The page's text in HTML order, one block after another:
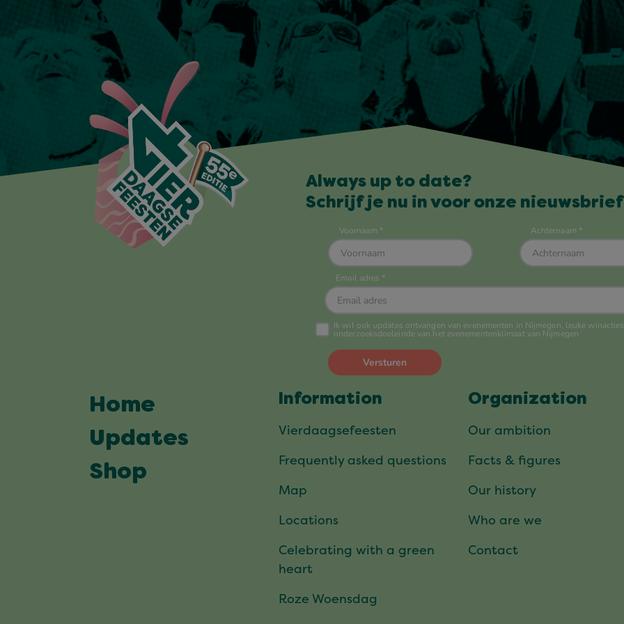
Always up to date?
Schrijf je nu in voor onze
Home
Updates
Shop
Information
Vierdaagsefeesten
Frequently asked questions
Map
Locations
Celebrating with a green
heart
Roze Woensdag
Organization
Our ambition
Facts & figures
Our history
Who are we
Contact